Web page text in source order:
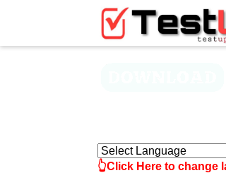
👆Click Here to change